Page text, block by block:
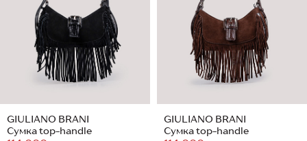
GIULIANO BRANI
Сумка top-handle
GIULIANO BRANI
Сумка top-handle